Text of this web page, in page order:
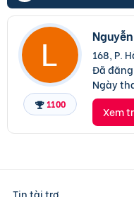
1100
168, P.
Đã
Ngày
Xem
Tin tài trợ